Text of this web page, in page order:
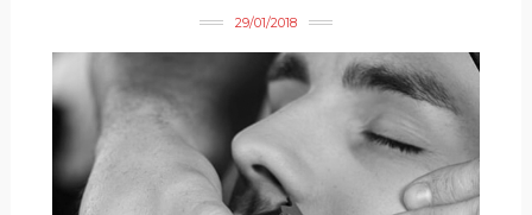
29/01/2018